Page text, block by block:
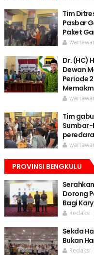
Tim
Pasbar
Paket
Dr. (HC)
Dewan
Periode
Tim
Sumbar-
PROVINSI BENGKULU
Dorong
Bagi
Redaksi
Sekda
Bukan
Redaksi